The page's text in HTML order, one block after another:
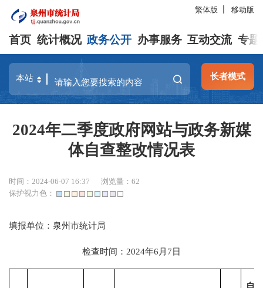
繁体版 移动版
首页 统计概况 政务公开 办事服务 互动交流 专题
长者模式
2024年二季度政府网站与政务新媒
体自查整改情况表
时间：2024-06-07 16:37 浏览量：62
保护视力色：
填报单位：泉州市统计局
检查时间：2024年6月7日